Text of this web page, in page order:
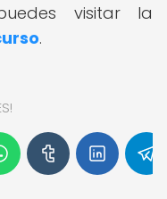
visitar la
.